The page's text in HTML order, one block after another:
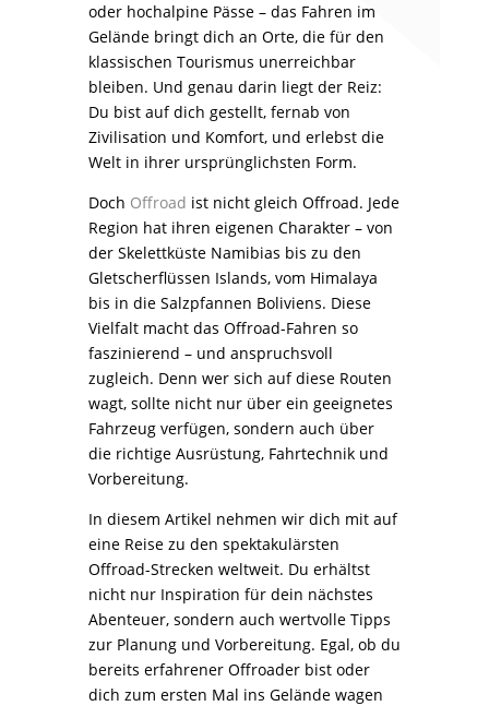
oder hochalpine Pässe – das Fahren im
Gelände bringt dich an Orte, die für den
klassischen Tourismus unerreichbar
bleiben. Und genau darin liegt der Reiz:
Du bist auf dich gestellt, fernab von
Zivilisation und Komfort, und erlebst die
Welt in ihrer ursprünglichsten Form.
Doch Offroad ist nicht gleich Offroad. Jede
Region hat ihren eigenen Charakter – von
der Skelettküste Namibias bis zu den
Gletscherflüssen Islands, vom Himalaya
bis in die Salzpfannen Boliviens. Diese
Vielfalt macht das Offroad-Fahren so
faszinierend – und anspruchsvoll
zugleich. Denn wer sich auf diese Routen
wagt, sollte nicht nur über ein geeignetes
Fahrzeug verfügen, sondern auch über
die richtige Ausrüstung, Fahrtechnik und
Vorbereitung.
In diesem Artikel nehmen wir dich mit auf
eine Reise zu den spektakulärsten
Offroad-Strecken weltweit. Du erhältst
nicht nur Inspiration für dein nächstes
Abenteuer, sondern auch wertvolle Tipps
zur Planung und Vorbereitung. Egal, ob du
bereits erfahrener Offroader bist oder
dich zum ersten Mal ins Gelände wagen